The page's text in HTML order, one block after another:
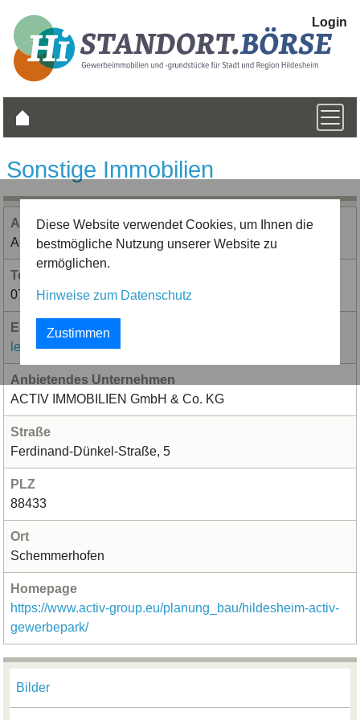
Login
Sonstige Immobilien
Ansprech­partner/in
Annkatrin Leichtle
Telefon­nummer
07356933442
E-Mail-Adressse
leichtle@activ-group.eu
Anbietendes Unternehmen
ACTIV IMMOBILIEN GmbH & Co. KG
Straße
Ferdinand-Dünkel-Straße, 5
PLZ
88433
Ort
Schemmerhofen
Homepage
https://www.activ-group.eu/planung_bau/hildesheim-activ-
gewerbepark/
Bilder
Diese Website verwendet Cookies, um Ihnen die
bestmögliche Nutzung unserer Website zu
ermöglichen.
Hinweise zum Datenschutz
Zustimmen